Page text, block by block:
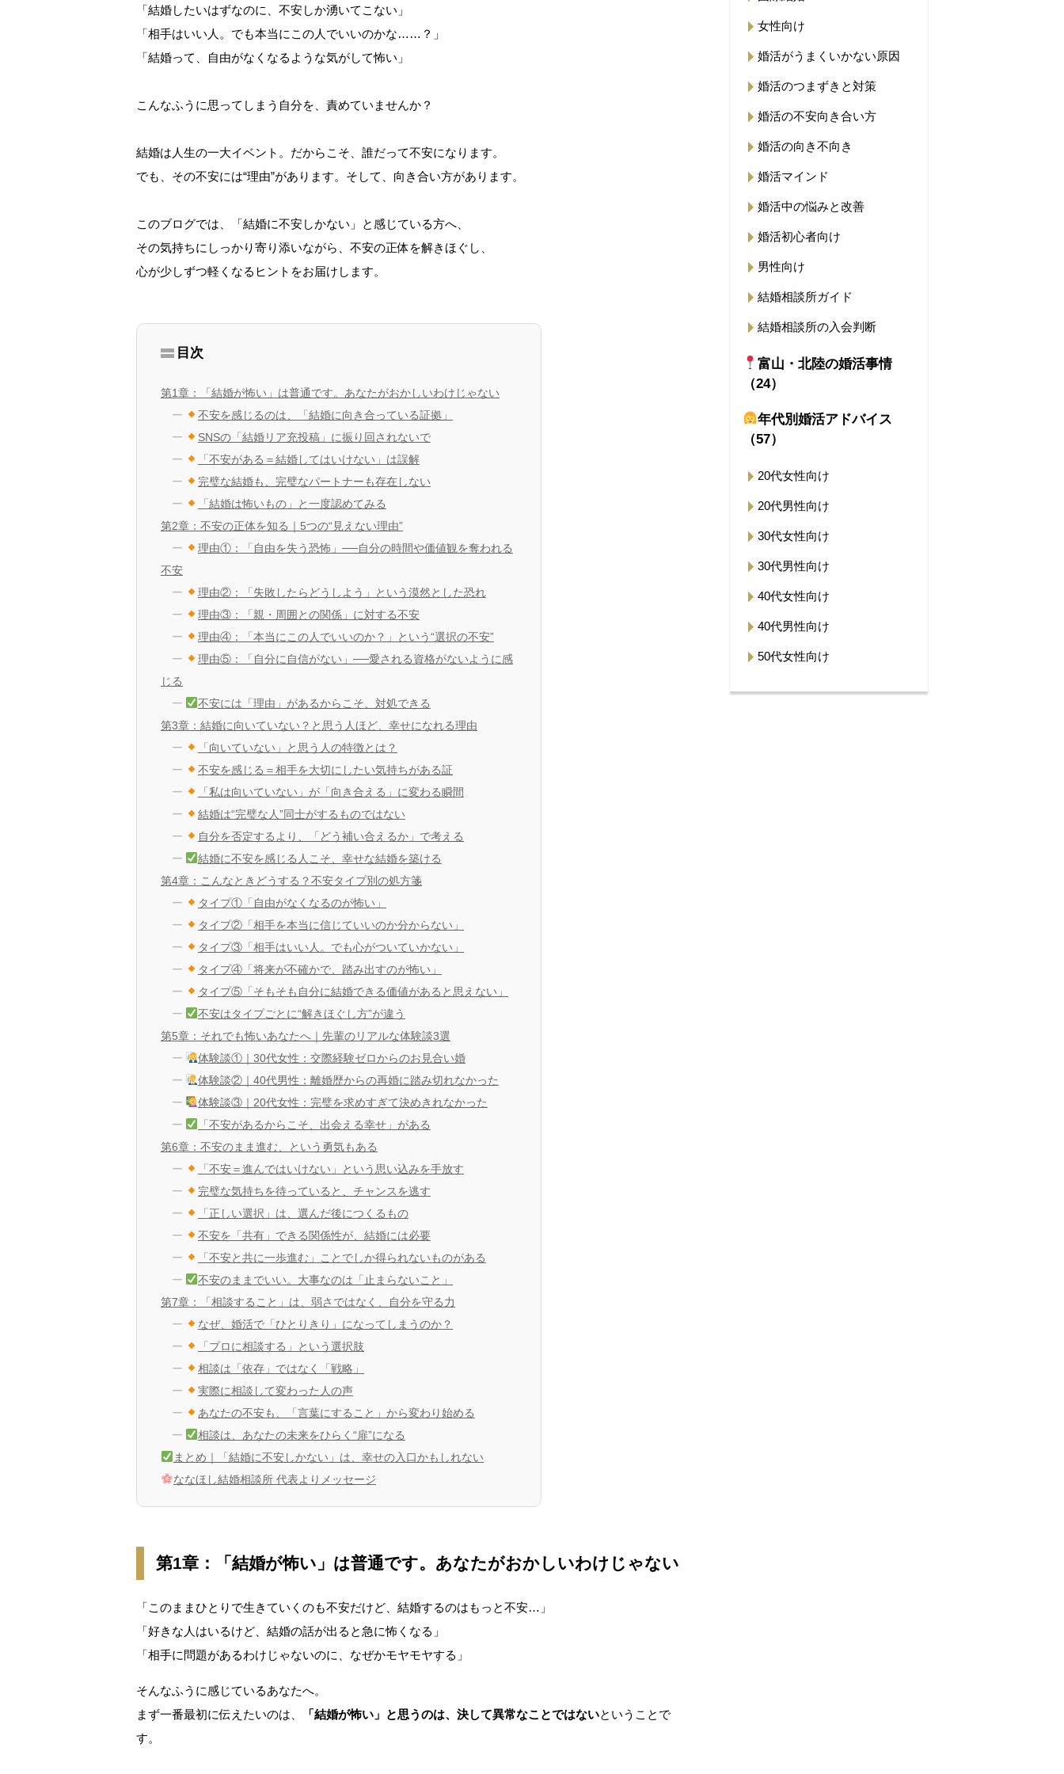
「結婚したいはずなのに、不安しか湧いてこない」
「相手はいい人。でも本当にこの人でいいのかな……？」
「結婚って、自由がなくなるような気がして怖い」
こんなふうに思ってしまう自分を、責めていませんか？
結婚は人生の一大イベント。だからこそ、誰だって不安になります。
でも、その不安には“理由”があります。そして、向き合い方があります。
このブログでは、「結婚に不安しかない」と感じている方へ、
その気持ちにしっかり寄り添いながら、不安の正体を解きほぐし、
心が少しずつ軽くなるヒントをお届けします。
目次
第1章：「結婚が怖い」は普通です。あなたがおかしいわけじゃない
不安を感じるのは、「結婚に向き合っている証拠」
SNSの「結婚リア充投稿」に振り回されないで
「不安がある＝結婚してはいけない」は誤解
完璧な結婚も、完璧なパートナーも存在しない
「結婚は怖いもの」と一度認めてみる
第2章：不安の正体を知る｜5つの“見えない理由”
理由①：「自由を失う恐怖」──自分の時間や価値観を奪われる
不安
理由②：「失敗したらどうしよう」という漠然とした恐れ
理由③：「親・周囲との関係」に対する不安
理由④：「本当にこの人でいいのか？」という“選択の不安”
理由⑤：「自分に自信がない」──愛される資格がないように感
じる
不安には「理由」があるからこそ、対処できる
第3章：結婚に向いていない？と思う人ほど、幸せになれる理由
「向いていない」と思う人の特徴とは？
不安を感じる＝相手を大切にしたい気持ちがある証
「私は向いていない」が「向き合える」に変わる瞬間
結婚は“完璧な人”同士がするものではない
自分を否定するより、「どう補い合えるか」で考える
結婚に不安を感じる人こそ、幸せな結婚を築ける
第4章：こんなときどうする？不安タイプ別の処方箋
タイプ①「自由がなくなるのが怖い」
タイプ②「相手を本当に信じていいのか分からない」
タイプ③「相手はいい人。でも心がついていかない」
タイプ④「将来が不確かで、踏み出すのが怖い」
タイプ⑤「そもそも自分に結婚できる価値があると思えない」
不安はタイプごとに“解きほぐし方”が違う
第5章：それでも怖いあなたへ｜先輩のリアルな体験談3選
体験談①｜30代女性：交際経験ゼロからのお見合い婚
体験談②｜40代男性：離婚歴からの再婚に踏み切れなかった
体験談③｜20代女性：完璧を求めすぎて決めきれなかった
「不安があるからこそ、出会える幸せ」がある
第6章：不安のまま進む、という勇気もある
「不安＝進んではいけない」という思い込みを手放す
完璧な気持ちを待っていると、チャンスを逃す
「正しい選択」は、選んだ後につくるもの
不安を「共有」できる関係性が、結婚には必要
「不安と共に一歩進む」ことでしか得られないものがある
不安のままでいい。大事なのは「止まらないこと」
第7章：「相談すること」は、弱さではなく、自分を守る力
なぜ、婚活で「ひとりきり」になってしまうのか？
「プロに相談する」という選択肢
相談は「依存」ではなく「戦略」
実際に相談して変わった人の声
あなたの不安も、「言葉にすること」から変わり始める
相談は、あなたの未来をひらく“扉”になる
まとめ｜「結婚に不安しかない」は、幸せの入口かもしれない
ななほし結婚相談所 代表よりメッセージ
第1章：「結婚が怖い」は普通です。あなたがおかしいわけじゃない
「このままひとりで生きていくのも不安だけど、結婚するのはもっと不安…」
「好きな人はいるけど、結婚の話が出ると急に怖くなる」
「相手に問題があるわけじゃないのに、なぜかモヤモヤする」
そんなふうに感じているあなたへ。
まず一番最初に伝えたいのは、
「結婚が怖い」と思うのは、決して異常なことではないということで
す。
女性向け
婚活がうまくいかない原因
婚活のつまずきと対策
婚活の不安向き合い方
婚活の向き不向き
婚活マインド
婚活中の悩みと改善
婚活初心者向け
男性向け
結婚相談所ガイド
結婚相談所の入会判断
富山・北陸の婚活事情
（24）
年代別婚活アドバイス
（57）
20代女性向け
20代男性向け
30代女性向け
30代男性向け
40代女性向け
40代男性向け
50代女性向け